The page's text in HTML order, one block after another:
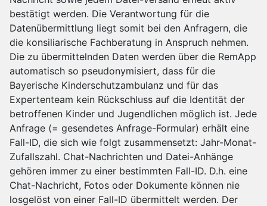
bestätigt werden. Die Verantwortung für die
Datenübermittlung liegt somit bei den Anfragern, die
die konsiliarische Fachberatung in Anspruch nehmen.
Die zu übermittelnden Daten werden über die RemApp
automatisch so pseudonymisiert, dass für die
Bayerische Kinderschutzambulanz und für das
Expertenteam kein Rückschluss auf die Identität der
betroffenen Kinder und Jugendlichen möglich ist. Jede
Anfrage (= gesendetes Anfrage-Formular) erhält eine
Fall-ID, die sich wie folgt zusammensetzt: Jahr-Monat-
Zufallszahl. Chat-Nachrichten und Datei-Anhänge
gehören immer zu einer bestimmten Fall-ID. D.h. eine
Chat-Nachricht, Fotos oder Dokumente können nie
losgelöst von einer Fall-ID übermittelt werden. Der